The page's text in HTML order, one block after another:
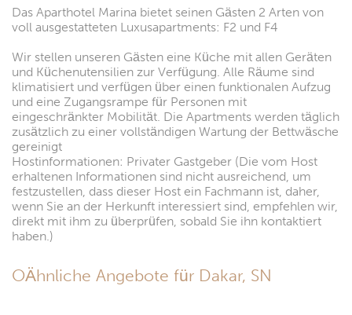
Das Aparthotel Marina bietet seinen Gästen 2 Arten von
voll ausgestatteten Luxusapartments: F2 und F4
Wir stellen unseren Gästen eine Küche mit allen Geräten
und Küchenutensilien zur Verfügung. Alle Räume sind
klimatisiert und verfügen über einen funktionalen Aufzug
und eine Zugangsrampe für Personen mit
eingeschränkter Mobilität. Die Apartments werden täglich
zusätzlich zu einer vollständigen Wartung der Bettwäsche
gereinigt
Hostinformationen: Privater Gastgeber (Die vom Host
erhaltenen Informationen sind nicht ausreichend, um
festzustellen, dass dieser Host ein Fachmann ist, daher,
wenn Sie an der Herkunft interessiert sind, empfehlen wir,
direkt mit ihm zu überprüfen, sobald Sie ihn kontaktiert
haben.)
OÄhnliche Angebote für Dakar, SN